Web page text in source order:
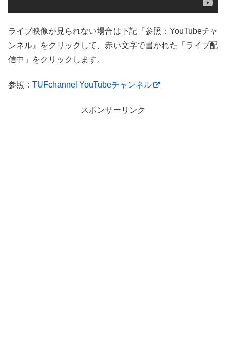
ライブ映像が見られない場合は下記『参照：YouTubeチャ
ンネル』をクリックして、赤い文字で書かれた「ライブ配
信中」をクリックします。
参照： TUFchannel YouTubeチャンネル
スポンサーリンク